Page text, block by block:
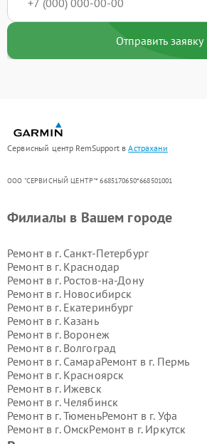
Отправить заявку
Сервисный центр RemSupport вАстрахани
ООО "СЕРВИСНЫЙ ЦЕНТР"* 6685170650*668501001
Филиалы в Вашем городе
Ремонт в г. Санкт-Петербург
Ремонт в г. Краснодар
Ремонт в г. Ростов-на-Дону
Ремонт в г. Новосибирск
Ремонт в г. Екатеринбург
Ремонт в г. Казань
Ремонт в г. Воронеж
Ремонт в г. Волгоград
Ремонт в г. СамараРемонт в г. Пермь
Ремонт в г. Красноярск
Ремонт в г. Ижевск
Ремонт в г. Челябинск
Ремонт в г.ТюменьРемонт в г. Уфа
Ремонт в г. ОмскРемонт в г. Иркутск